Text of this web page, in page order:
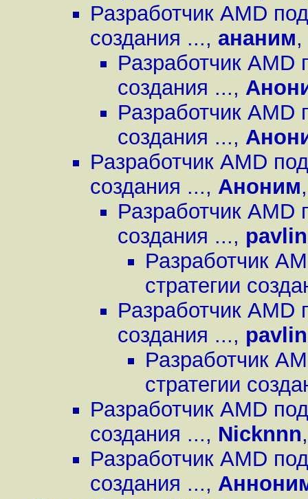
Разработчик AMD
создания ..., ананим,
Разработчик AMD
создания ...,
Разработчик AMD
создания ...,
Разработчик AMD
создания ..., Аноним
Разработчик AMD
создания ...,
Разработчик
стратегии
Разработчик AMD
создания ...,
Разработчик
стратегии
Разработчик AMD
создания ..., Nicknnn
Разработчик AMD
создания ...,